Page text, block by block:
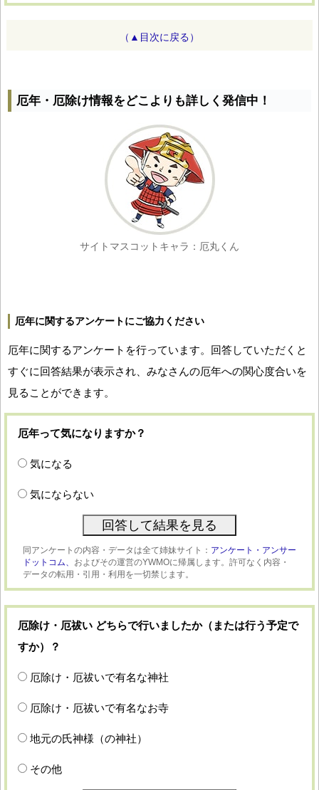
（▲目次に戻る）
厄年・厄除け情報をどこよりも詳しく発信中！
サイトマスコットキャラ：厄丸くん
厄年に関するアンケートにご協力ください
厄年に関するアンケートを行っています。回答していただくと
すぐに回答結果が表示され、みなさんの厄年への関心度合いを
見ることができます。
厄年って気になりますか？
気になる
気にならない
同アンケートの内容・データは全て姉妹サイト： アンケート・アンサー
ドットコム、 およびその運営のYWMOに帰属します。許可なく内容・
データの転用・引用・利用を一切禁じます。
厄除け・厄祓い どちらで行いましたか（または行う予定で
すか）？
厄除け・厄祓いで有名な神社
厄除け・厄祓いで有名なお寺
地元の氏神様（の神社）
その他